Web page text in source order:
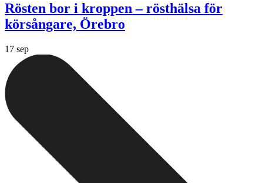
Rösten bor i kroppen – rösthälsa för
körsångare, Örebro
17 sep